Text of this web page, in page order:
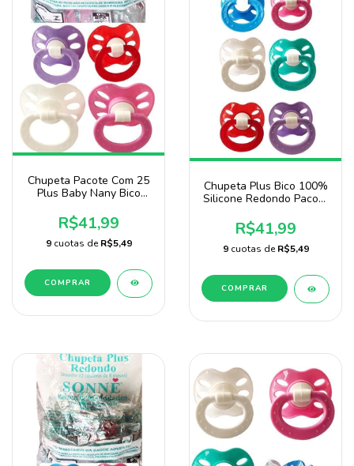
Chupeta Pacote Com 25
Plus Baby Nany Bico
R$41,99
9 cuotas deR$5,49
COMPRAR
Chupeta Plus Bico 100%
Silicone Redondo Pacote
Baby Nany
R$41,99
9 cuotas deR$5,49
COMPRAR